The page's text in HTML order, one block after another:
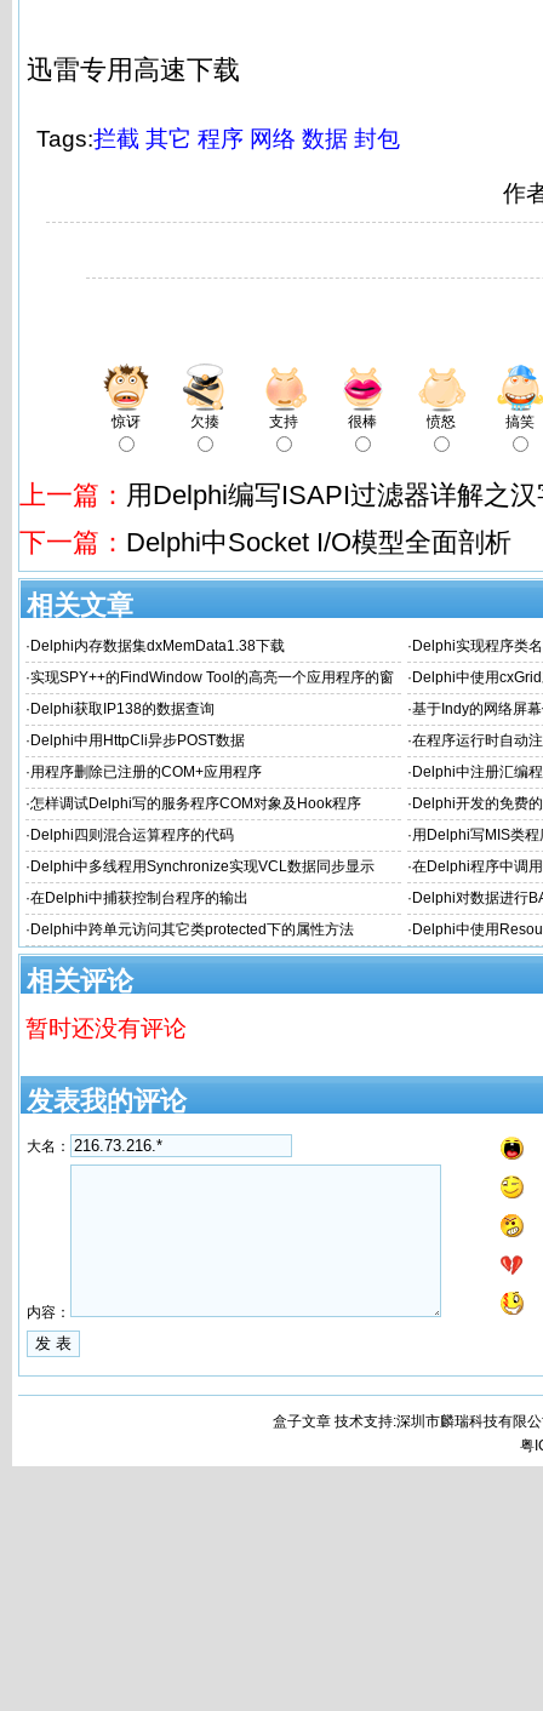
迅雷专用高速下载
Tags:拦截 其它 程序 网络 数据 封包
作
惊讶 欠揍 支持 很棒 愤怒 搞笑
上一篇： 用Delphi编写ISAPI过滤器详解之
下一篇： Delphi中Socket I/O模型全面剖析
相关文章
· Delphi内存数据集dxMemData1.38下载 · Delphi实现程序类
·实现SPY++的FindWindow Tool的高亮一个应用程序的窗
体或内部Object的边缘
· Delphi中使用
· Delphi获取IP138的数据查询 ·基于Indy的网络屏
· Delphi中用HttpCli异步POST数据 ·在程序运行时自动
·用程序删除已注册的COM+应用程序 · Delphi中注册汇编
·怎样调试Delphi写的服务程序COM对象及Hook程序 · Delphi开发的免费
· Delphi四则混合运算程序的代码 ·用Delphi写MIS类
· Delphi中多线程用Synchronize实现VCL数据同步显示 ·在Delphi程序中调
·在Delphi中捕获控制台程序的输出 · Delphi对数据进行
· Delphi中跨单元访问其它类protected下的属性方法 · Delphi中使用
相关评论
暂时还没有评论
发表我的评论
大名：
内容：
盒子文章 技术支持:深圳市麟瑞科技有限
粤